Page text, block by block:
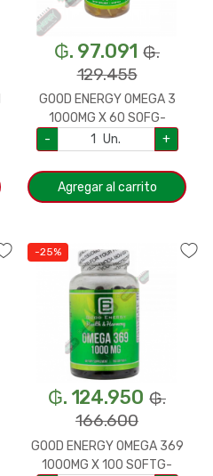
₲. 97.091 ₲.
129.455
GOOD ENERGY OMEGA 3
1000MG X 60 SOFG-
328725
- Un. +
Agregar al carrito
-25%
₲. 124.950 ₲.
166.600
GOOD ENERGY OMEGA 369
1000MG X 100 SOFTG-